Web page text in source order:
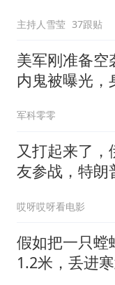
主持人雪莹 37跟贴
美军刚准备空
内鬼被曝光，
军科零零
又打起来了，
友参战，特朗
哎呀哎呀看电影
假如把一只螳
1.2米，丢进